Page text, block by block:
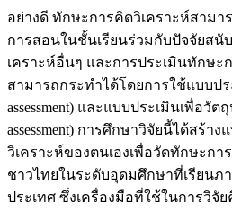
อย่างดี ทักษะการคิดวิเคราะห์สามา
การสอนในชั้นเรียนร่วมกับปัจจัยส
เคราะห์อื่นๆ และการประเมินทักษะ
สามารถกระทำได้โดยการใช้แบบปร
assessment) และแบบประเมินเพื่อวัต
assessment) การศึกษาวิจัยนี้ได้สร้า
วิเคราะห์ของตนเองเพื่อวัดทักษะกา
ชาวไทยในระดับอุดมศึกษาที่เรียนภ
ประเทศ ซึ่งเครื่องมือที่ใช้ในการวิจั